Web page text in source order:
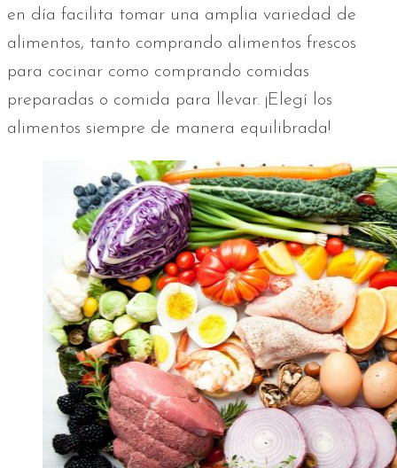
en día facilita tomar una amplia variedad de
alimentos, tanto comprando alimentos frescos
para cocinar como comprando comidas
preparadas o comida para llevar. ¡Elegí los
alimentos siempre de manera equilibrada!